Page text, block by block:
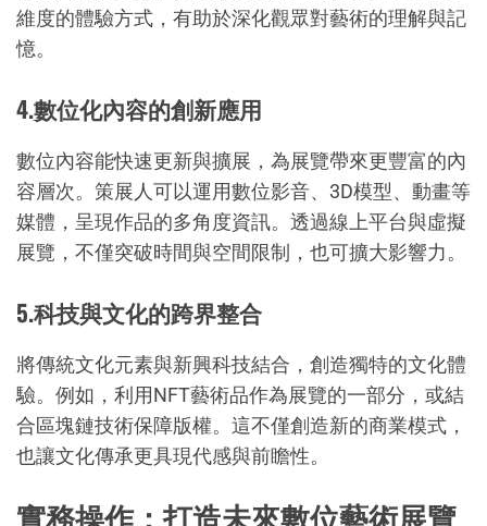
維度的體驗方式，有助於深化觀眾對藝術的理解與記
憶。
4.數位化內容的創新應用
數位內容能快速更新與擴展，為展覽帶來更豐富的內
容層次。策展人可以運用數位影音、3D模型、動畫等
媒體，呈現作品的多角度資訊。透過線上平台與虛擬
展覽，不僅突破時間與空間限制，也可擴大影響力。
5.科技與文化的跨界整合
將傳統文化元素與新興科技結合，創造獨特的文化體
驗。例如，利用NFT藝術品作為展覽的一部分，或結
合區塊鏈技術保障版權。這不僅創造新的商業模式，
也讓文化傳承更具現代感與前瞻性。
實務操作：打造未來數位藝術展覽